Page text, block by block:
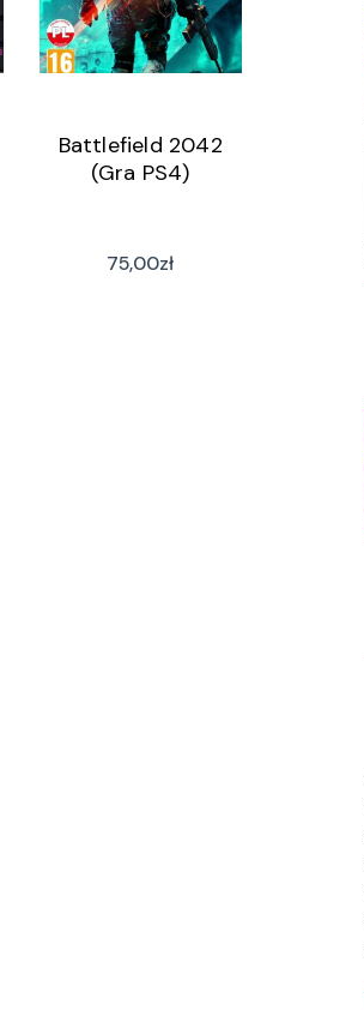
Battlefield 2042
(Gra PS4)
75,00zł